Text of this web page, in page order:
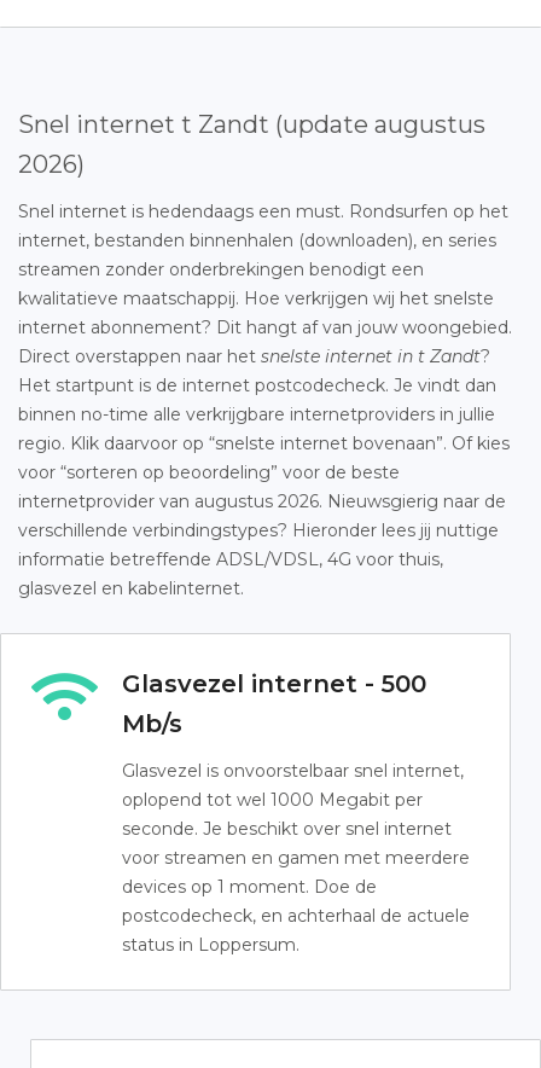
Snel internet t Zandt (update augustus
2026)
Snel internet is hedendaags een must. Rondsurfen op het
internet, bestanden binnenhalen (downloaden), en series
streamen zonder onderbrekingen benodigt een
kwalitatieve maatschappij. Hoe verkrijgen wij het snelste
internet abonnement? Dit hangt af van jouw woongebied.
Direct overstappen naar het snelste internet in t Zandt?
Het startpunt is de internet postcodecheck. Je vindt dan
binnen no-time alle verkrijgbare internetproviders in jullie
regio. Klik daarvoor op “snelste internet bovenaan”. Of kies
voor “sorteren op beoordeling” voor de beste
internetprovider van augustus 2026. Nieuwsgierig naar de
verschillende verbindingstypes? Hieronder lees jij nuttige
informatie betreffende ADSL/VDSL, 4G voor thuis,
glasvezel en kabelinternet.
Glasvezel internet - 500
Mb/s
Glasvezel is onvoorstelbaar snel internet,
oplopend tot wel 1000 Megabit per
seconde. Je beschikt over snel internet
voor streamen en gamen met meerdere
devices op 1 moment. Doe de
postcodecheck, en achterhaal de actuele
status in Loppersum.